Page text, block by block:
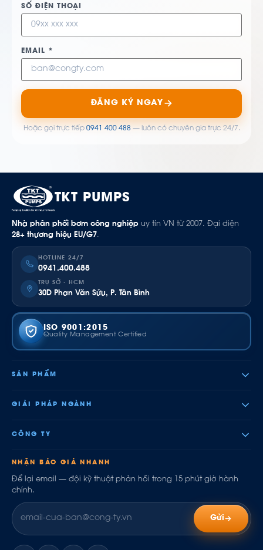
SỐ ĐIỆN THOẠI
EMAIL *
ĐĂNG KÝ NGAY
Hoặc gọi trực tiếp 0941 400 488— luôn có chuyên gia trực 24/7.
TKT PUMPS
Nhà phân phối bơm công nghiệp uy tín VN từ 2007. Đại diện
28+ thương hiệu EU/G7.
HOTLINE 24/7
0941.400.488
TRỤ SỞ · HCM
30D Phan Văn Sửu, P. Tân Bình
ISO 9001:2015
Quality Management Certified
SẢN PHẨM
GIẢI PHÁP NGÀNH
CÔNG TY
NHẬN BÁO GIÁ NHANH
Để lại email — đội kỹ thuật phản hồi trong 15 phút giờ hành
chính.
Gửi